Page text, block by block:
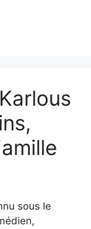
sous le